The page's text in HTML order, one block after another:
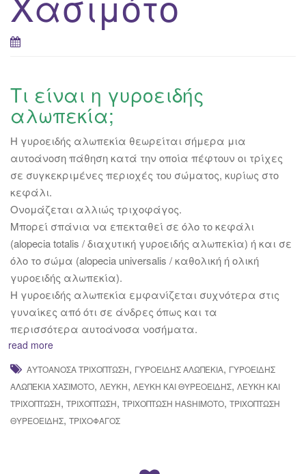
Τι είναι η γυροειδής
αλωπεκία;
Η γυροειδής αλωπεκία θεωρείται σήμερα μια
αυτοάνοση πάθηση κατά την οποία πέφτουν οι τρίχες
σε συγκεκριμένες περιοχές του σώματος, κυρίως στο
κεφάλι.
Ονομάζεται αλλιώς τριχοφάγος.
Μπορεί σπάνια να επεκταθεί σε όλο το κεφάλι
(alopecia totalis / διαχυτική γυροειδής αλωπεκία) ή και σε
όλο το σώμα (alopecia universalis / καθολική ή ολική
γυροειδής αλωπεκία).
Η γυροειδής αλωπεκία εμφανίζεται συχνότερα στις
γυναίκες από ότι σε άνδρες όπως και τα
περισσότερα αυτοάνοσα νοσήματα.
read more
ΑΥΤΟΆΝΟΣΑ ΤΡΙΧΌΠΤΩΣΗ, ΓΥΡΟΕΙΔΉΣ ΑΛΩΠΕΚΊΑ, ΓΥΡΟΕΙΔΉΣ
ΑΛΩΠΕΚΊΑ ΧΑΣΙΜΌΤΟ, ΛΕΎΚΗ, ΛΕΎΚΗ ΚΑΙ ΘΥΡΕΟΕΙΔΉΣ, ΛΕΎΚΗ ΚΑΙ
ΤΡΙΧΌΠΤΩΣΗ, ΤΡΙΧΌΠΤΩΣΗ, ΤΡΙΧΟΠΤΩΣΗ HASHIMOTO, ΤΡΙΧΌΠΤΩΣΗ
ΘΥΡΕΟΕΙΔΉΣ, ΤΡΙΧΟΦΆΓΟΣ